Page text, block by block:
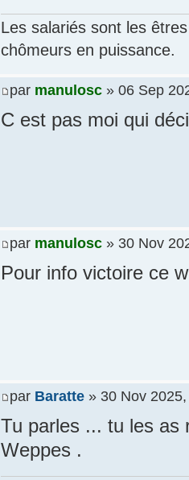
Les salariés sont les
chômeurs en puissance.
par manulosc » 06 Sep
C est pas moi qui
par manulosc » 30 Nov
Pour info victoire ce
par Baratte » 30 Nov
Tu parles ... tu les as
Weppes .